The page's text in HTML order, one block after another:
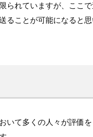
られていますが、ここ
ることが可能になると思
いて多くの人々が評価